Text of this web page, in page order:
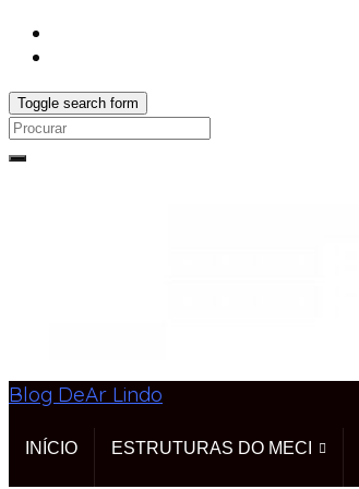
Toggle search form
Search
Blog DeAr Lindo
INÍCIO ESTRUTURAS DO MECI